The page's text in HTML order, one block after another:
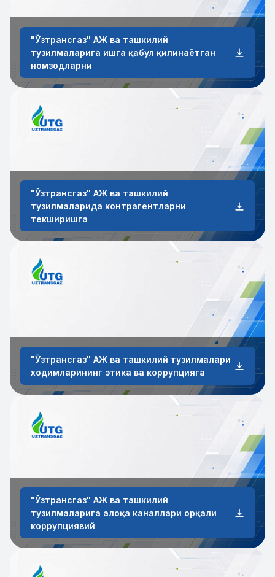
"Ўзтрансгаз" АЖ ва ташкилий
тузилмаларига ишга қабул қилинаётган
номзодларни
"Ўзтрансгаз" АЖ ва ташкилий
тузилмаларида контрагентларни
текширишга
"Ўзтрансгаз" АЖ ва ташкилий тузилмалари
ходимларининг этика ва коррупцияга
"Ўзтрансгаз" АЖ ва ташкилий
тузилмаларига алоқа каналлари орқали
коррупциявий